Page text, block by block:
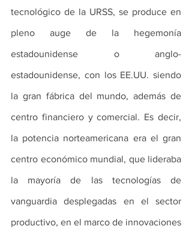
tecnológico de la URSS, se produce en
pleno auge de la hegemonía
estadounidense o anglo-
estadounidense, con los EE.UU. siendo
la gran fábrica del mundo, además de
centro financiero y comercial. Es decir,
la potencia norteamericana era el gran
centro económico mundial, que lideraba
la mayoría de las tecnologías de
vanguardia desplegadas en el sector
productivo, en el marco de innovaciones